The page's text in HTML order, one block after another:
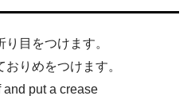
目をつけます。
りめをつけます。
and put a crease